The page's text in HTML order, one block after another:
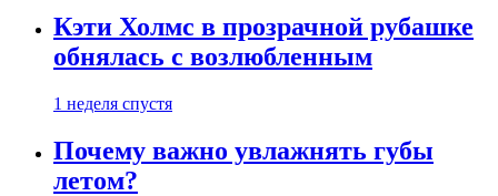
Кэти Холмс в прозрачной рубашке
обнялась с возлюбленным
1 неделя спустя
Почему важно увлажнять губы
летом?